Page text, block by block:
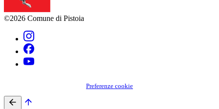
©2026 Comune di Pistoia
Preferenze cookie